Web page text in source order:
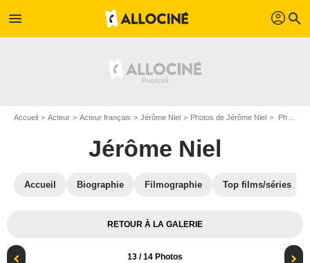
menu profil search
Accueil Acteur Acteur français Jérôme Niel Photos de Jérôme Niel Photo Jérôme Niel
Jérôme Niel
Accueil Biographie Filmographie Top films/séries
RETOUR À LA GALERIE
13 / 14 Photos